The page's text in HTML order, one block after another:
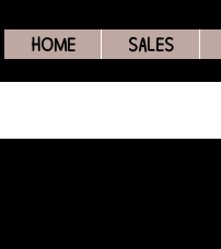
HOME SALES